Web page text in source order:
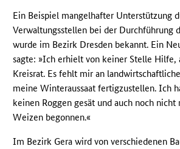
Ein Beispiel mangelhafter Unterstützung
Verwaltungsstellen bei der Durchführung
wurde im Bezirk Dresden bekannt. Ein
sagte: »Ich erhielt von keiner Stelle Hilfe,
Kreisrat. Es fehlt mir an
meine Winteraussaat fertigzustellen. Ich
keinen Roggen gesät und auch noch nicht
Weizen begonnen.«
Im Bezirk Gera wird von verschiedenen